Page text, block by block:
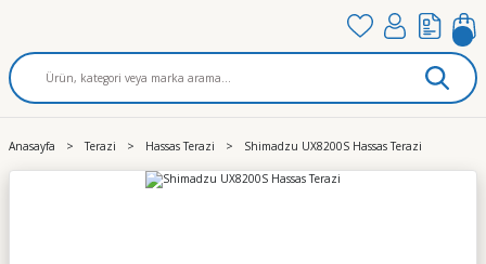
Anasayfa Terazi Hassas Terazi Shimadzu UX8200S Hassas Terazi